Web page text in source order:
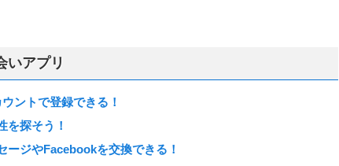
いアプリ
ントで登録できる！
を探そう！
ージやFacebookを交換できる！